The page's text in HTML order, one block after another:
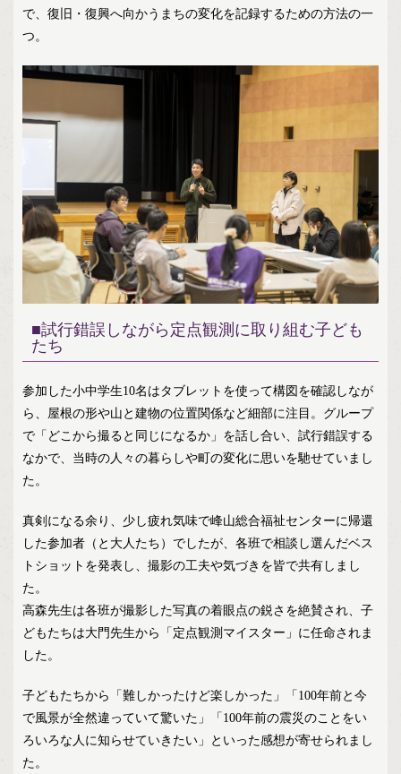
で、復旧・復興へ向かうまちの変化を記録するための方法の一
つ。
■試行錯誤しながら定点観測に取り組む子ども
たち
参加した小中学生10名はタブレットを使って構図を確認しなが
ら、屋根の形や山と建物の位置関係など細部に注目。グループ
で「どこから撮ると同じになるか」を話し合い、試行錯誤する
なかで、当時の人々の暮らしや町の変化に思いを馳せていまし
た。
真剣になる余り、少し疲れ気味で峰山総合福祉センターに帰還
した参加者（と大人たち）でしたが、各班で相談し選んだベス
トショットを発表し、撮影の工夫や気づきを皆で共有しまし
た。
高森先生は各班が撮影した写真の着眼点の鋭さを絶賛され、子
どもたちは大門先生から「定点観測マイスター」に任命されま
した。
子どもたちから「難しかったけど楽しかった」「100年前と今
で風景が全然違っていて驚いた」「100年前の震災のことをい
ろいろな人に知らせていきたい」といった感想が寄せられまし
た。